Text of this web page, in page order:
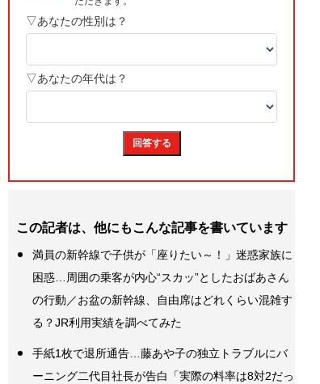
この記者は、他にもこんな記事を書いています
満員の新幹線で子供が「座りたい～！」迷惑家族に
困惑…周囲の乗客が内心“スカッ”としたおばあさん
の行動／お盆の新幹線、自由席はどれくらい混雑す
る？JR利用実績を調べてみた
手紙1枚で退所通告…藤あや子の独立トラブルにバ
ーニング二代目社長が告白「実際の料率は8対2だっ